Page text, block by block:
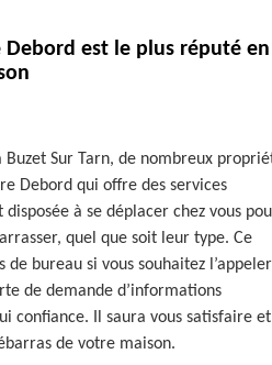
Debord est le plus réputé en
Sur Tarn, de nombreux
Debord qui offre des services
à se déplacer chez vous
quel que soit leur type. Ce
bureau si vous souhaitez
de demande d’informations
confiance. Il saura vous satisfaire et
de votre maison.